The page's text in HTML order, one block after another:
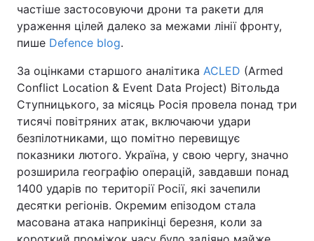
частіше застосовуючи дрони та ракети для
ураження цілей далеко за межами лінії фронту,
пише Defence blog.
За оцінками старшого аналітика ACLED (Armed
Conflict Location & Event Data Project) Вітольда
Ступницького, за місяць Росія провела понад три
тисячі повітряних атак, включаючи удари
безпілотниками, що помітно перевищує
показники лютого. Україна, у свою чергу, значно
розширила географію операцій, завдавши понад
1400 ударів по території Росії, які зачепили
десятки регіонів. Окремим епізодом стала
масована атака наприкінці березня, коли за